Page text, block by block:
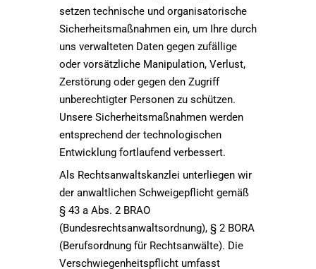
setzen technische und organisatorische
Sicherheitsmaßnahmen ein, um Ihre durch
uns verwalteten Daten gegen zufällige
oder vorsätzliche Manipulation, Verlust,
Zerstörung oder gegen den Zugriff
unberechtigter Personen zu schützen.
Unsere Sicherheitsmaßnahmen werden
entsprechend der technologischen
Entwicklung fortlaufend verbessert.
Als Rechtsanwaltskanzlei unterliegen wir
der anwaltlichen Schweigepflicht gemäß
§ 43 a Abs. 2 BRAO
(Bundesrechtsanwaltsordnung), § 2 BORA
(Berufsordnung für Rechtsanwälte). Die
Verschwiegenheitspflicht umfasst